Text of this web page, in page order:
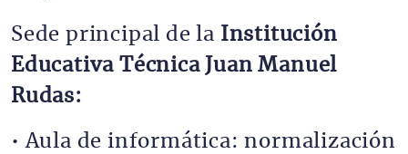
Sede principal de la Institución
Educativa Técnica Juan Manuel
Rudas:
• Aula de informática: normalización